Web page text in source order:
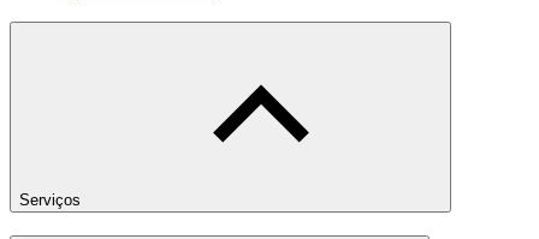
Serviços